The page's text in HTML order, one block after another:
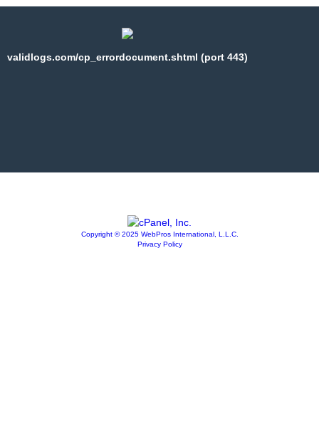
validlogs.com/cp_errordocument.shtml (port 443)
Copyright © 2025 WebPros International, L.L.C.
Privacy Policy